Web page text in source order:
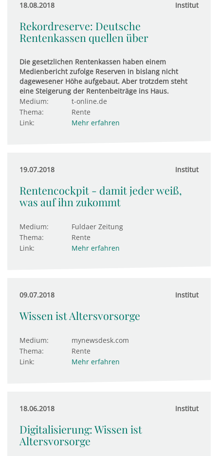
18.08.2018 Institut
Rekordreserve: Deutsche
Rentenkassen quellen über
Die gesetzlichen Rentenkassen haben einem
Medienbericht zufolge Reserven in bislang nicht
dagewesener Höhe aufgebaut. Aber trotzdem steht
eine Steigerung der Rentenbeiträge ins Haus.
Medium:
t-online.de
Thema:
Rente
Link:
Mehr erfahren
19.07.2018 Institut
Rentencockpit - damit jeder weiß,
was auf ihn zukommt
Medium:
Fuldaer Zeitung
Thema:
Rente
Link:
Mehr erfahren
09.07.2018 Institut
Wissen ist Altersvorsorge
Medium:
mynewsdesk.com
Thema:
Rente
Link:
Mehr erfahren
18.06.2018 Institut
Digitalisierung: Wissen ist
Altersvorsorge